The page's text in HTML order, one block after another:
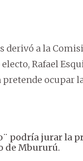
derivó a la
Rafael
pretende ocupar
podría jurar la
de Mbururú.